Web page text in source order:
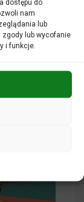
dostępu do
nam
lub
zgody lub wycofanie
i funkcje.
WIĘCEJ